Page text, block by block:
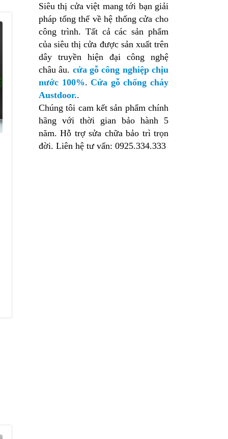
Siêu thị cửa việt mang tới bạn giải
pháp tổng thể về hệ thống cửa cho
công trình. Tất cả các sản phẩm
của siêu thị cửa được sản xuất trên
dây truyền hiện đại công nghệ
châu âu. cửa gỗ công nghiệp chịu
nước 100%.Cửa gỗ chống cháy
Austdoor..
Chúng tôi cam kết sản phẩm chính
hãng với thời gian bảo hành 5
năm. Hỗ trợ sửa chữa bảo trì trọn
đời. Liên hệ tư vấn: 0925.334.333